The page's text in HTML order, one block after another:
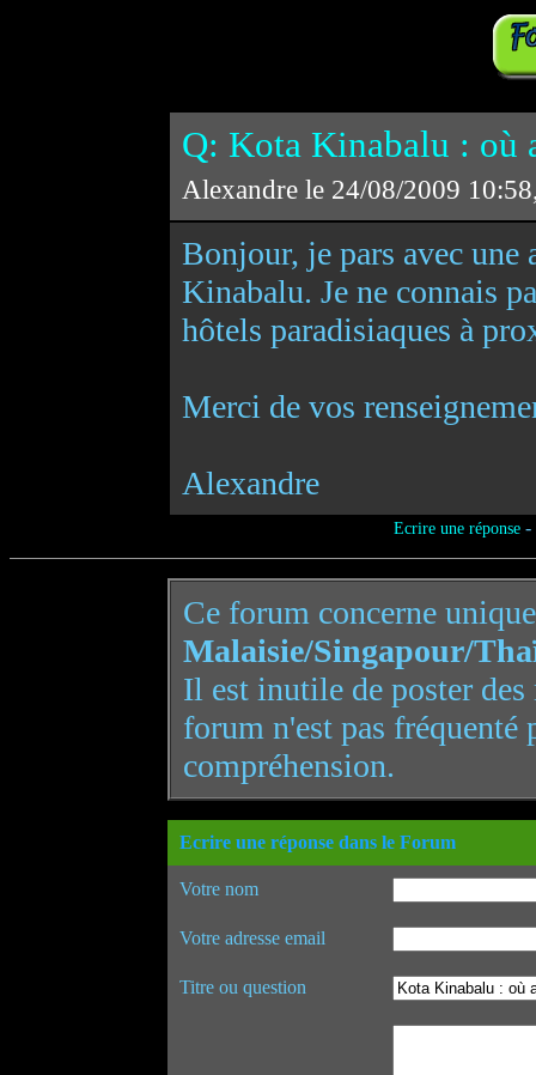
Q: Kota Kinabalu : où
Alexandre le 24/08/2009
Bonjour, je pars avec une
Kinabalu. Je ne connais
hôtels paradisiaques à
Merci de vos
Alexandre
Ecrire une réponse-
Ce forum concerne
Malaisie/Singapour/
Il est inutile de poster
forum n'est pas
compréhension.
Ecrire une réponse dans le Forum
Votre nom
Votre adresse email
Titre ou question